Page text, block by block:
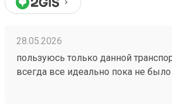
28.05.2026
пользуюсь только данной
всегда все идеально пока не